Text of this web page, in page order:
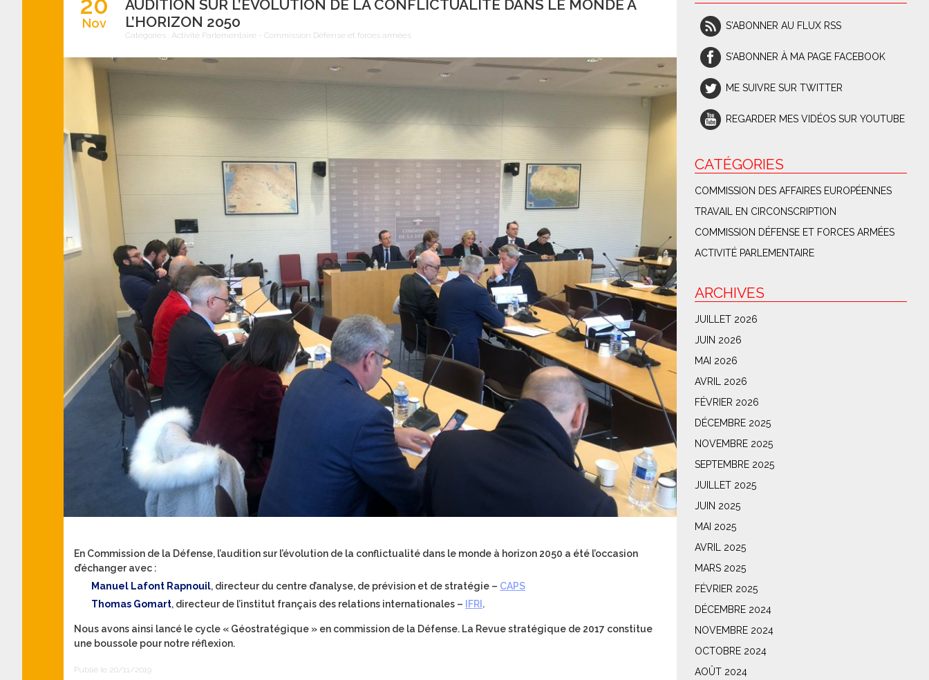
Nov
AUDITION SUR L’ÉVOLUTION DE LA CONFLICTUALITÉ DANS LE MONDE À
L’HORIZON 2050
Catégories : Activité Parlementaire- Commission Défense et forces armées
En Commission de la Défense, l’audition sur l’évolution de la conflictualité dans le monde à horizon 2050 a été l’occasion
d’échanger avec :
Manuel Lafont Rapnouil, directeur du centre d’analyse, de prévision et de stratégie – CAPS
Thomas Gomart, directeur de l’institut français des relations internationales – IFRI .
Nous avons ainsi lancé le cycle « Géostratégique » en commission de la Défense. La Revue stratégique de 2017 constitue
une boussole pour notre réflexion.
Publié le 20/11/2019
S'ABONNER AU FLUX RSS
S'ABONNER À MA PAGE FACEBOOK
ME SUIVRE SUR TWITTER
REGARDER MES VIDÉOS SUR YOUTUBE
CATÉGORIES
COMMISSION DES AFFAIRES EUROPÉENNES
TRAVAIL EN CIRCONSCRIPTION
COMMISSION DÉFENSE ET FORCES ARMÉES
ACTIVITÉ PARLEMENTAIRE
ARCHIVES
JUILLET 2026
JUIN 2026
MAI 2026
AVRIL 2026
FÉVRIER 2026
DÉCEMBRE 2025
NOVEMBRE 2025
SEPTEMBRE 2025
JUILLET 2025
JUIN 2025
MAI 2025
AVRIL 2025
MARS 2025
FÉVRIER 2025
DÉCEMBRE 2024
NOVEMBRE 2024
OCTOBRE 2024
AOÛT 2024